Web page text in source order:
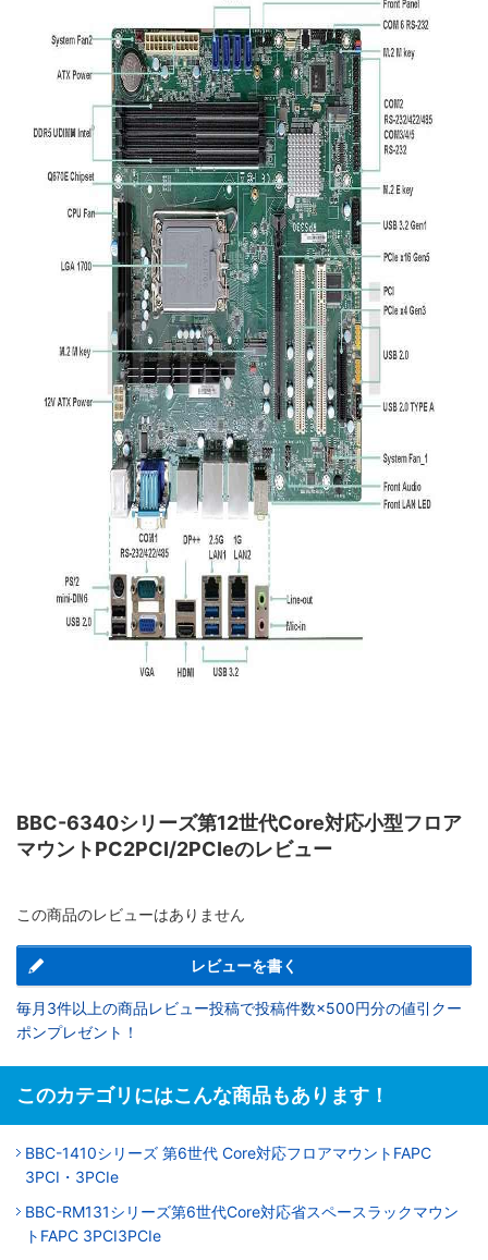
BBC-6340シリーズ第12世代Core対応小型フロア
マウントPC2PCI/2PCIeのレビュー
この商品のレビューはありません
レビューを書く
毎月3件以上の商品レビュー投稿で投稿件数×500円分の値引クー
ポンプレゼント！
このカテゴリにはこんな商品もあります！
BBC-1410シリーズ 第6世代 Core対応フロアマウントFAPC
3PCI・3PCIe
BBC-RM131シリーズ第6世代Core対応省スペースラックマウン
トFAPC 3PCI3PCIe